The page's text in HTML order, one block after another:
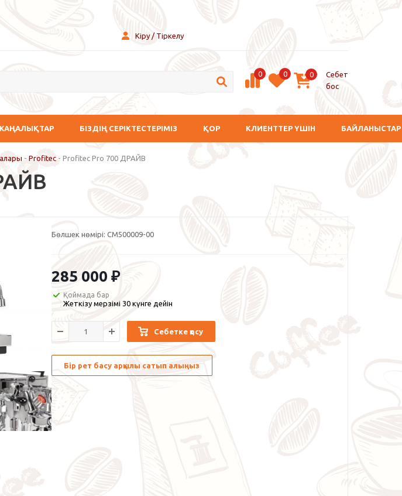
Кіру / Тіркелу
0 0 0
Себет
бос
БІЗДІҢ СЕРІКТЕСТЕРІМІЗ ҚОР КЛИЕНТТЕР ҮШІН БАЙЛАНЫСТАР
- Profitec - Profitec Pro 700 ДРАЙВ
Бөлшек нөмірі: CM500009-00
285 000 ₽
Қоймада бар
Жеткізу мерзімі 30 күнге дейін
Себетке қосу
Бір рет басу арқылы сатып алыңыз